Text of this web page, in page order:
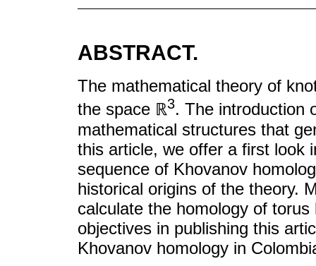
ABSTRACT.
The mathematical theory of
the space ℝ3. The introduction
mathematical structures that
this article, we offer a first look
sequence of Khovanov
historical origins of the theory.
calculate the homology of
objectives in publishing this
Khovanov homology in